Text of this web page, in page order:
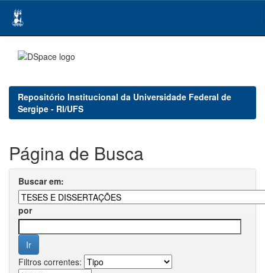
navigation
Repositório Institucional da Universidade Federal de
Sergipe - RI/UFS
Página de Busca
Buscar em:
por
Filtros correntes: